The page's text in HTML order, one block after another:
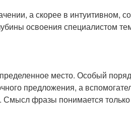
а скорее в интуитивном,
освоения специалистом
место. Особый
предложения, а
фразы понимается